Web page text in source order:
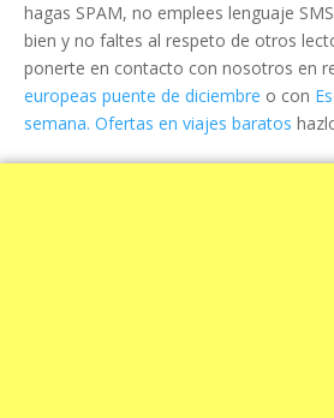
hagas SPAM, no emplees lenguaje
bien y no faltes al respeto de otros
ponerte en contacto con nosotros en
europeas puente de diciembre o con
semana. Ofertas en viajes baratos